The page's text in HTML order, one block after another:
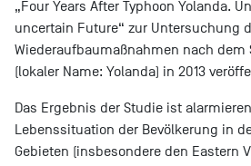
„Four Years After Typhoon Yolanda.
uncertain Future“ zur Untersuchung
Wiederaufbaumaßnahmen nach dem
(lokaler Name: Yolanda) in 2013
Das Ergebnis der Studie ist
Lebenssituation der Bevölkerung in
Gebieten (insbesondere den Eastern